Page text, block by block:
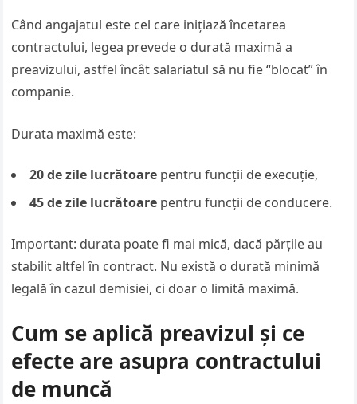
Când angajatul este cel care inițiază încetarea
contractului, legea prevede o durată maximă a
preavizului, astfel încât salariatul să nu fie “blocat” în
companie.
Durata maximă este:
20 de zile lucrătoare pentru funcții de execuție,
45 de zile lucrătoare pentru funcții de conducere.
Important: durata poate fi mai mică, dacă părțile au
stabilit altfel în contract. Nu există o durată minimă
legală în cazul demisiei, ci doar o limită maximă.
Cum se aplică preavizul și ce
efecte are asupra contractului
de muncă